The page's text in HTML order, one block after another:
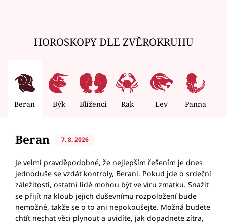
HOROSKOPY DLE ZVĚROKRUHU
Beran Býk Blíženci Rak Lev Panna
Beran 7. 8. 2026
Je velmi pravděpodobné, že nejlepším řešením je dnes
jednoduše se vzdát kontroly, Berani. Pokud jde o srdeční
záležitosti, ostatní lidé mohou být ve víru zmatku. Snažit
se přijít na kloub jejich duševnímu rozpoložení bude
nemožné, takže se o to ani nepokoušejte. Možná budete
chtít nechat věci plynout a uvidíte, jak dopadnete zítra,